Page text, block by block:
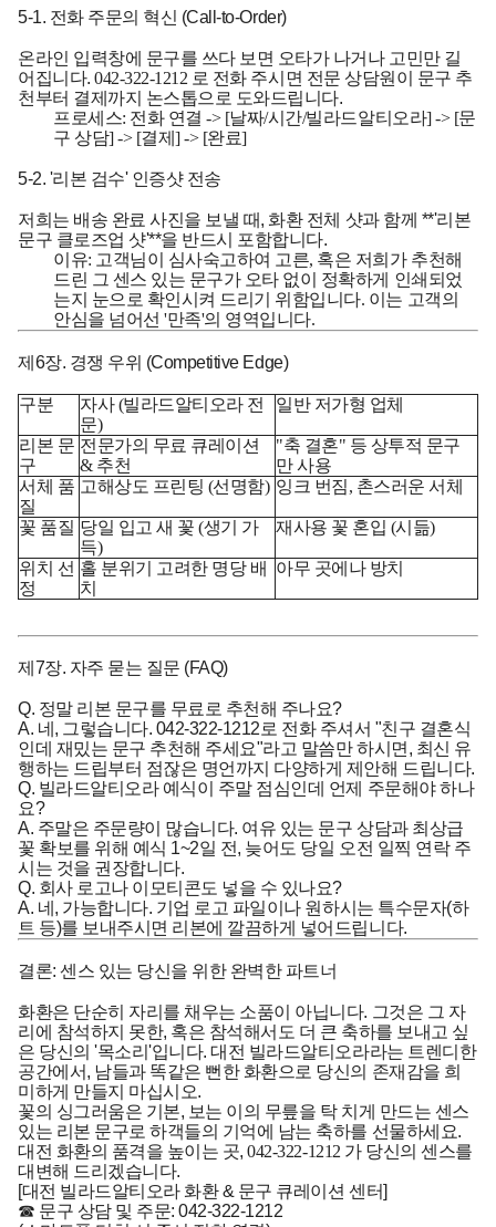
5-1. 전화 주문의 혁신 (Call-to-Order)
온라인 입력창에 문구를 쓰다 보면 오타가 나거나 고민만 길
어집니다.042-322-1212 로 전화 주시면 전문 상담원이 문구 추
천부터 결제까지 논스톱으로 도와드립니다.
프로세스: 전화 연결 -> [날짜/시간/빌라드알티오라] -> [문
구 상담] -> [결제] -> [완료]
5-2. '리본 검수' 인증샷 전송
저희는 배송 완료 사진을 보낼 때, 화환 전체 샷과 함께 **'리본
문구 클로즈업 샷'**을 반드시 포함합니다.
이유: 고객님이 심사숙고하여 고른, 혹은 저희가 추천해
드린 그 센스 있는 문구가 오타 없이 정확하게 인쇄되었
는지 눈으로 확인시켜 드리기 위함입니다. 이는 고객의
안심을 넘어선 '만족'의 영역입니다.
제6장. 경쟁 우위 (Competitive Edge)
구분
자사 (빌라드알티오라 전
문)
일반 저가형 업체
리본 문
구
전문가의 무료 큐레이션
& 추천
"축 결혼" 등 상투적 문구
만 사용
서체 품
질
고해상도 프린팅 (선명함) 잉크 번짐, 촌스러운 서체
꽃 품질 당일 입고 새 꽃 (생기 가
득)
재사용 꽃 혼입 (시듦)
위치 선
정
홀 분위기 고려한 명당 배
치
아무 곳에나 방치
제7장. 자주 묻는 질문 (FAQ)
Q. 정말 리본 문구를 무료로 추천해 주나요?
A. 네, 그렇습니다. 042-322-1212로 전화 주셔서 "친구 결혼식
인데 재밌는 문구 추천해 주세요"라고 말씀만 하시면, 최신 유
행하는 드립부터 점잖은 명언까지 다양하게 제안해 드립니다.
Q. 빌라드알티오라 예식이 주말 점심인데 언제 주문해야 하나
요?
A. 주말은 주문량이 많습니다. 여유 있는 문구 상담과 최상급
꽃 확보를 위해 예식 1~2일 전, 늦어도 당일 오전 일찍 연락 주
시는 것을 권장합니다.
Q. 회사 로고나 이모티콘도 넣을 수 있나요?
A. 네, 가능합니다. 기업 로고 파일이나 원하시는 특수문자(하
트 등)를 보내주시면 리본에 깔끔하게 넣어드립니다.
결론: 센스 있는 당신을 위한 완벽한 파트너
화환은 단순히 자리를 채우는 소품이 아닙니다. 그것은 그 자
리에 참석하지 못한, 혹은 참석해서도 더 큰 축하를 보내고 싶
은 당신의 '목소리'입니다. 대전 빌라드알티오라라는 트렌디한
공간에서, 남들과 똑같은 뻔한 화환으로 당신의 존재감을 희
미하게 만들지 마십시오.
꽃의 싱그러움은 기본, 보는 이의 무릎을 탁 치게 만드는 센스
있는 리본 문구로 하객들의 기억에 남는 축하를 선물하세요.
대전 화환의 품격을 높이는 곳,042-322-1212 가 당신의 센스를
대변해 드리겠습니다.
[대전 빌라드알티오라 화환 & 문구 큐레이션 센터]
☎ 문구 상담 및 주문: 042-322-1212